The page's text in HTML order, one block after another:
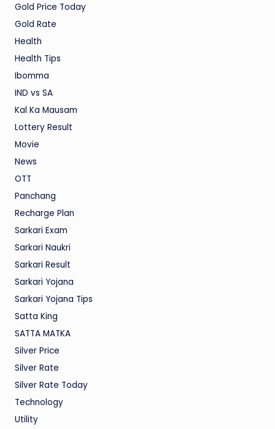
Gold Price Today
Gold Rate
Health
Health Tips
Ibomma
IND vs SA
Kal Ka Mausam
Lottery Result
Movie
News
OTT
Panchang
Recharge Plan
Sarkari Exam
Sarkari Naukri
Sarkari Result
Sarkari Yojana
Sarkari Yojana Tips
Satta King
SATTA MATKA
Silver Price
Silver Rate
Silver Rate Today
Technology
Utility